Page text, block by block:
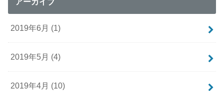
2019年6月 (1)
2019年5月 (4)
2019年4月 (10)